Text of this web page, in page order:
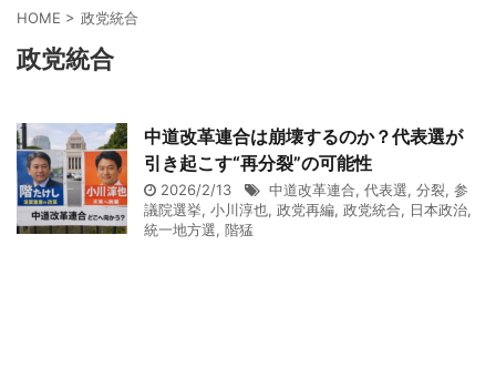
HOME > 政党統合
政党統合
中道改革連合は崩壊するのか？代表選が
引き起こす“再分裂”の可能性
2026/2/13 中道改革連合, 代表選, 分裂, 参
議院選挙, 小川淳也, 政党再編, 政党統合, 日本政治,
統一地方選, 階猛